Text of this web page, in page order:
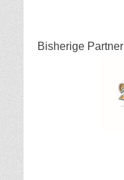
Bisherige Partner